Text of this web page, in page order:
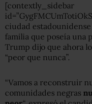
[contextly_sidebar
ciudad
familia que poseía una
Trump dijo que ahora
“peor que nunca”.
“Vamos a reconstruir
comunidades negras